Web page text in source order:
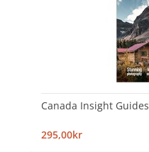
Canada Insight Guides
295,00kr